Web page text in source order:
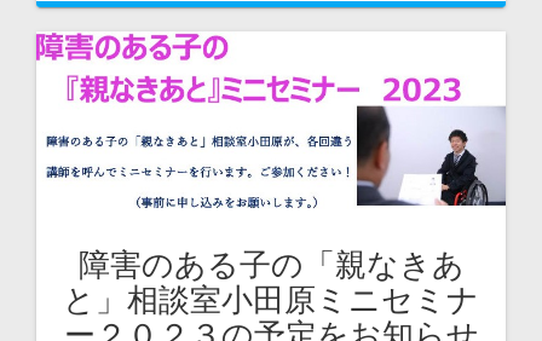
障害のある子の「親なきあ
と」相談室小田原ミニセミナ